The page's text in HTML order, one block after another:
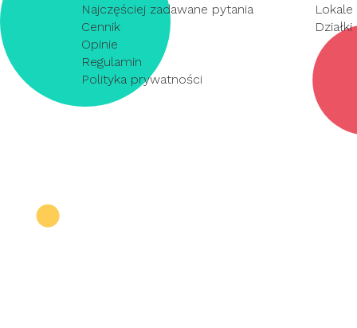
Najczęściej zadawane pytania
Cennik
Opinie
Regulamin
Polityka prywatności
Lokale
Działki